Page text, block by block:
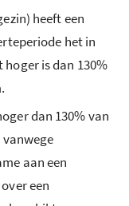
heeft een
het in
is dan 130%
dan 130% van
aan een
een